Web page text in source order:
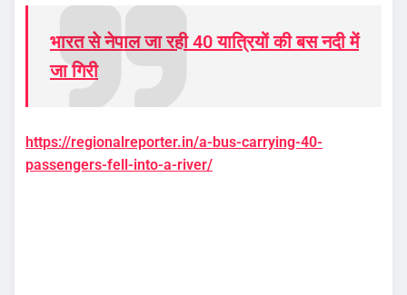
भारत से नेपाल जा रही 40 यात्रियों की बस नदी में
जा गिरी
https://regionalreporter.in/a-bus-carrying-40-
passengers-fell-into-a-river/